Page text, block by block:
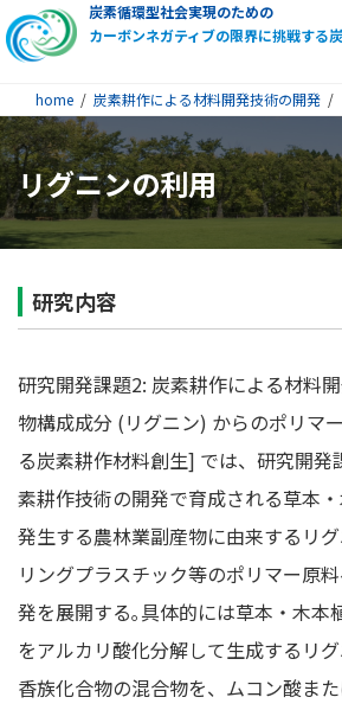
炭素循環型社会実現のための
カーボンネガティブの限界に挑戦する
home 炭素耕作による材料開発技術の開発
リグニンの利用
研究内容
研究開発課題2: 炭素耕作による材料
物構成成分 (リグニン) からのポリマ
る炭素耕作材料創生] では、研究開発
素耕作技術の開発で育成される草本
発生する農林業副産物に由来するリ
リングプラスチック等のポリマー原
発を展開する｡具体的には草本・木本
をアルカリ酸化分解して生成するリ
香族化合物の混合物を、ムコン酸ま